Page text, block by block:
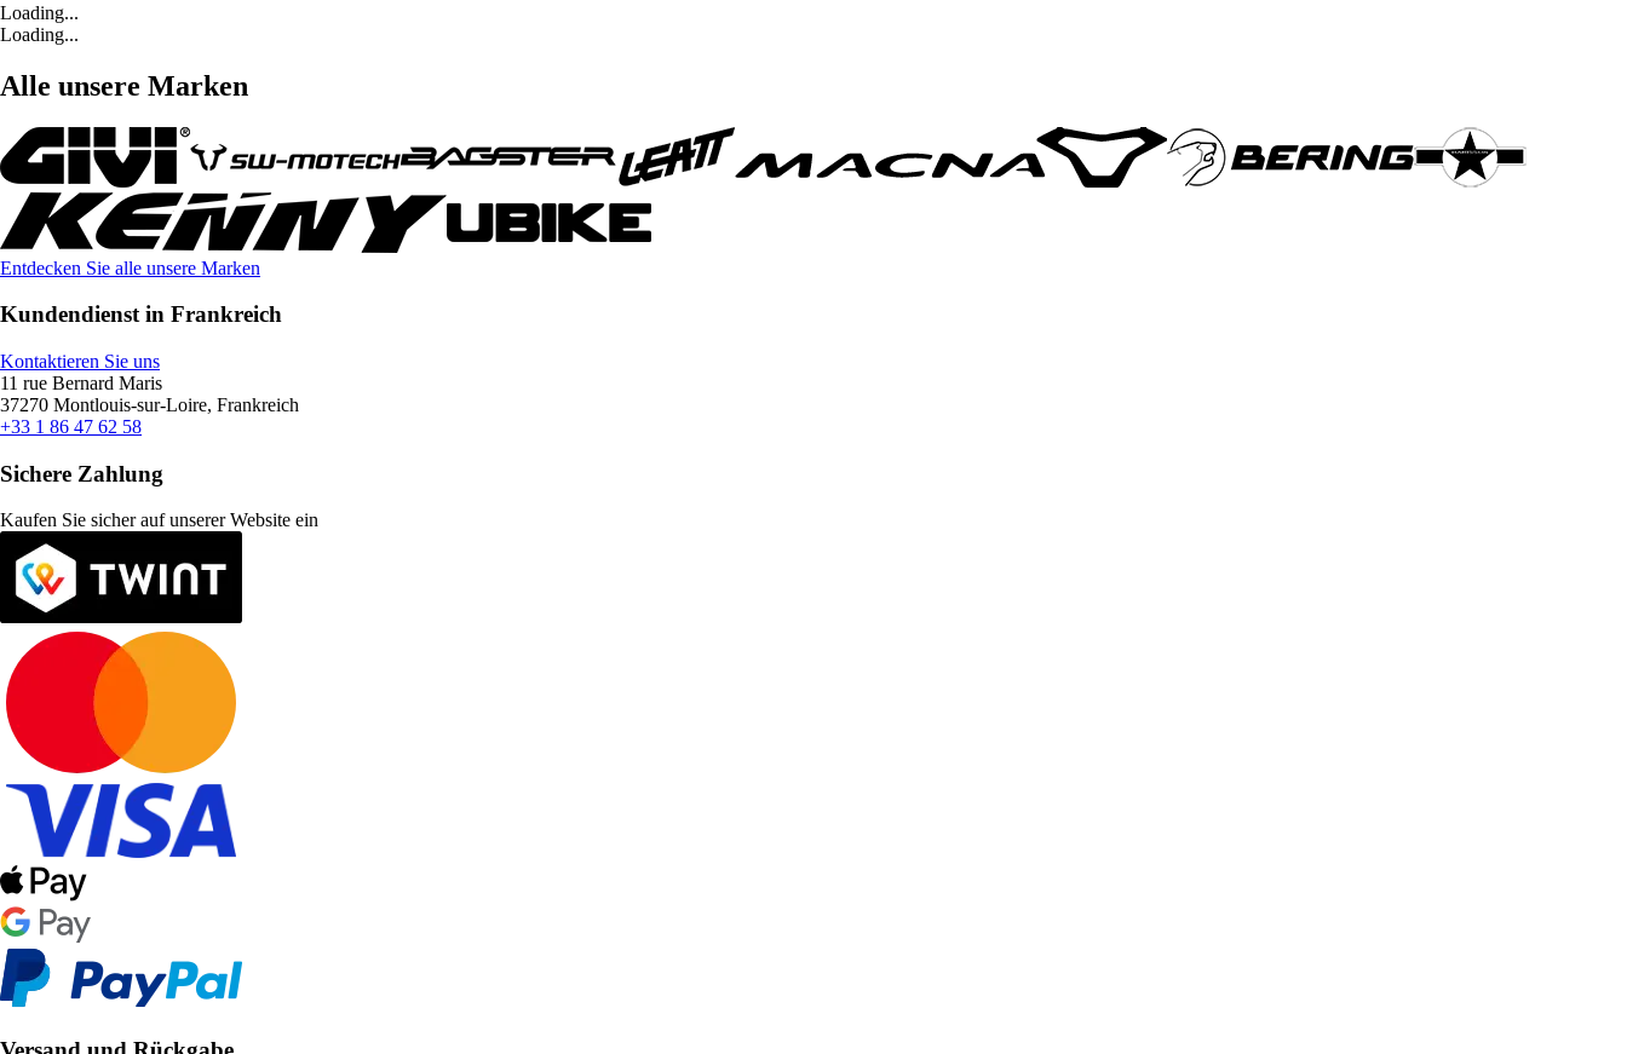
Loading...
Loading...
Alle unsere Marken
Entdecken Sie alle unsere Marken
Kundendienst in Frankreich
Kontaktieren Sie uns
11 rue Bernard Maris
37270 Montlouis-sur-Loire, Frankreich
+33 1 86 47 62 58
Sichere Zahlung
Kaufen Sie sicher auf unserer Website ein